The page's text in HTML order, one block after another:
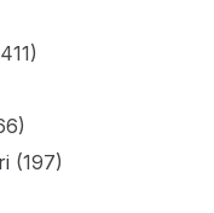
(197)